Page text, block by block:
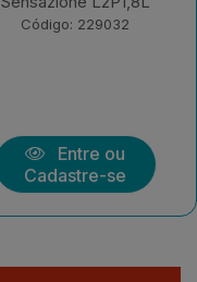
Código: 229031
Entre ou
Cadastre-se